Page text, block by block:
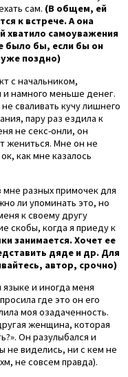
сам. (В общем, ей
к встрече. А она
хватило самоуважения
было бы, если бы он
уже поздно)
с начальником,
намного меньше денег.
сваливать кучу лишнего
пару раз ездила к
не секс-онли, он
жениться. Мне он не
как мне казалось
мне разных примочек для
ли упоминать это, но
к своему другу
скобы, когда я приеду к
занимается. Хочет ее
дяде и др. Для
автор, срочно)
и иногда меня
где это он его
моя озадаченность.
женщина, которая
Он разулыбался и
не виделись, ни с кем не
не совсем правда).